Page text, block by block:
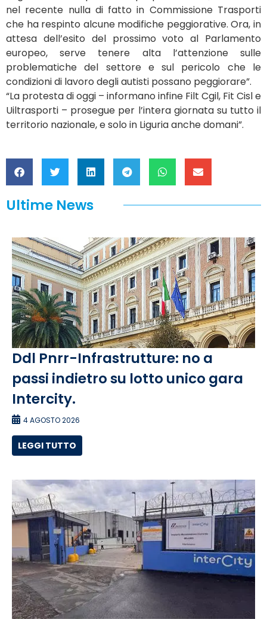
nel recente nulla di fatto in Commissione Trasporti
che ha respinto alcune modifiche peggiorative. Ora, in
attesa dell’esito del prossimo voto al Parlamento
europeo, serve tenere alta l’attenzione sulle
problematiche del settore e sul pericolo che le
condizioni di lavoro degli autisti possano peggiorare”.
“La protesta di oggi – informano infine Filt Cgil, Fit Cisl e
Uiltrasporti – prosegue per l’intera giornata su tutto il
territorio nazionale, e solo in Liguria anche domani”.
Ultime News
Ddl Pnrr-Infrastrutture: no a
passi indietro su lotto unico gara
Intercity.
4 AGOSTO 2026
LEGGI TUTTO